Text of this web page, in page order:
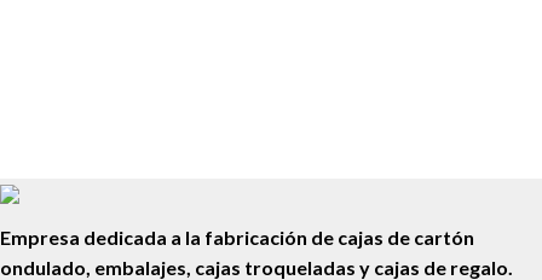
Empresa dedicada a la fabricación de cajas de cartón
ondulado, embalajes, cajas troqueladas y cajas de regalo.